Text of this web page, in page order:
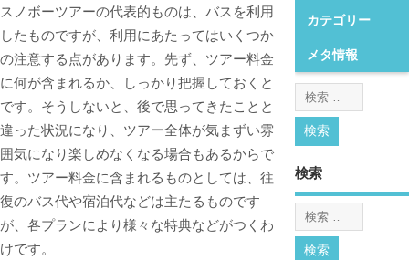
スノボーツアーの代表的ものは、バスを利用
したものですが、利用にあたってはいくつか
の注意する点があります。 先ず、ツアー料金
に何が含まれるか、しっかり把握しておくと
です。そうしないと、後で思ってきたことと
違った状況になり、ツアー全体が気まずい雰
囲気になり楽しめなくなる場合もあるからで
す。ツアー料金に含まれるものとしては、往
復のバス代や宿泊代などは主たるものです
が、各プランにより様々な特典などがつくわ
けです。
カテゴリー
メタ情報
検索